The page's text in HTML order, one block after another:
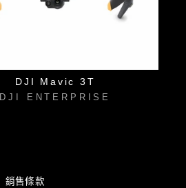
DJI Mavic 3T
DJI ENTERPRISE
銷售條款